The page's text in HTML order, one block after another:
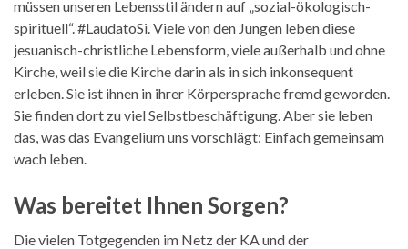
müssen unseren Lebensstil ändern auf „sozial-ökologisch-
spirituell“. #LaudatoSi. Viele von den Jungen leben diese
jesuanisch-christliche Lebensform, viele außerhalb und ohne
Kirche, weil sie die Kirche darin als in sich inkonsequent
erleben. Sie ist ihnen in ihrer Körpersprache fremd geworden.
Sie finden dort zu viel Selbstbeschäftigung. Aber sie leben
das, was das Evangelium uns vorschlägt: Einfach gemeinsam
wach leben.
Was bereitet Ihnen Sorgen?
Die vielen Totgegenden im Netz der KA und der